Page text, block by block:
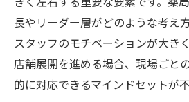
す
マインドセットとスト
乗効果
現場で役立つストーリー
長やリーダー層がどのような考え
スタッフのモチベーションが大き
店舗展開を進める場合、現場ごと
的に対応できるマインドセットが不